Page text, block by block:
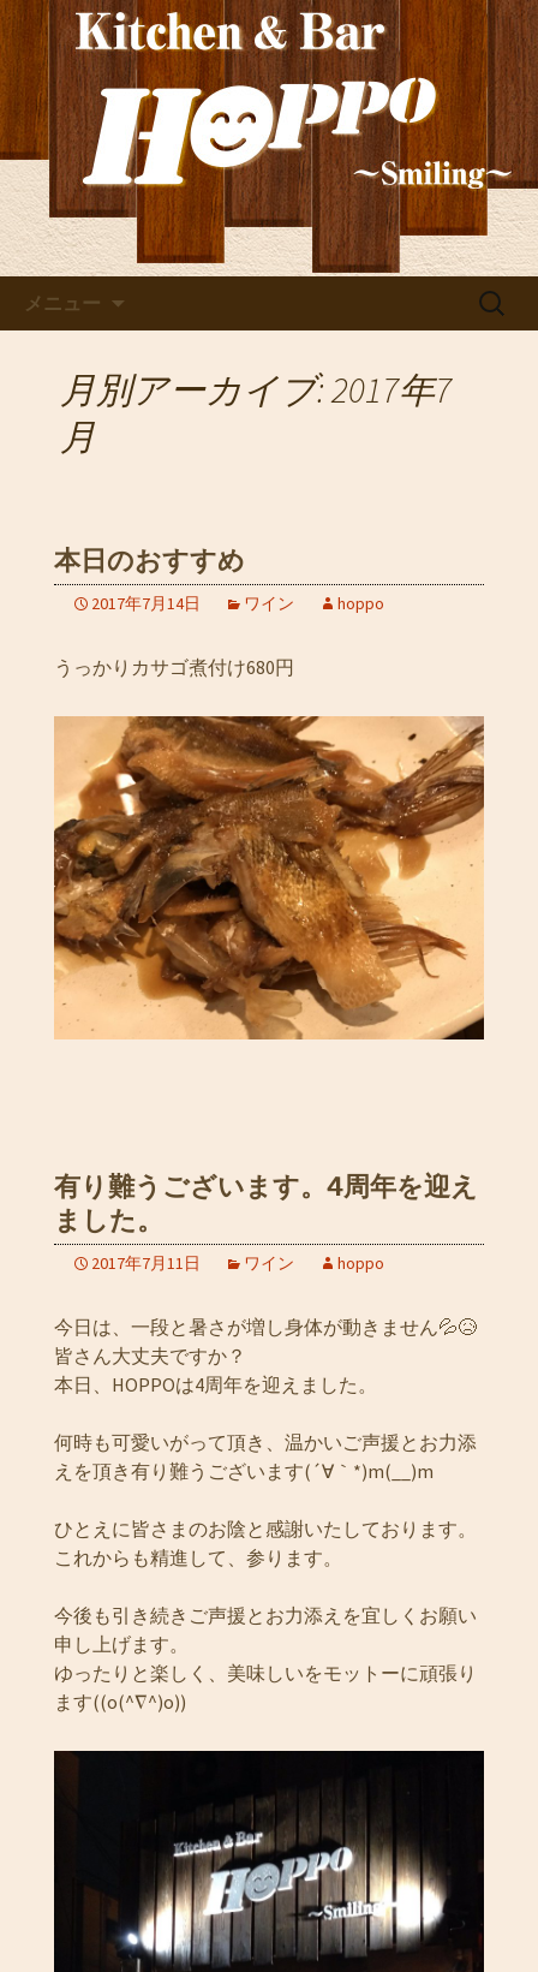
玉造の洋食居酒屋
「HOPPO（ホッポ）」の最新
情報
新しいワインの情報を発信！ご宴会や
貸切にもぴったり。深夜2時まで営業し
ているので、2軒目利用としても。
メニュー
検
月別アーカイブ: 2017年7
月
本日のおすすめ
2017年7月14日 ワイン hoppo
うっかりカサゴ煮付け680円
有り難うございます。4周年を迎え
ました。
2017年7月11日 ワイン hoppo
今日は、一段と暑さが増し身体が動きません💦😥
皆さん大丈夫ですか？
本日、HOPPOは4周年を迎えました。
何時も可愛いがって頂き、温かいご声援とお力添
えを頂き有り難うございます(´∀｀*)m(__)m
ひとえに皆さまのお陰と感謝いたしております。
これからも精進して、参ります。
今後も引き続きご声援とお力添えを宜しくお願い
申し上げます。
ゆったりと楽しく、美味しいをモットーに頑張り
ます((o(^∇^)o))